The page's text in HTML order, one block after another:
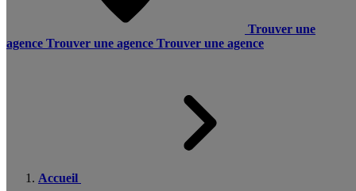
Trouver une
agence Trouver une agence Trouver une agence
Accueil